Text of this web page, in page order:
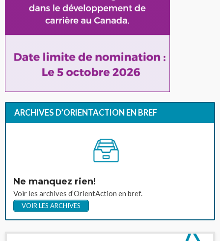
ARCHIVES D’ORIENTACTION EN BREF
Ne manquez rien!
Voir les archives d’OrientAction en bref.
VOIR LES ARCHIVES